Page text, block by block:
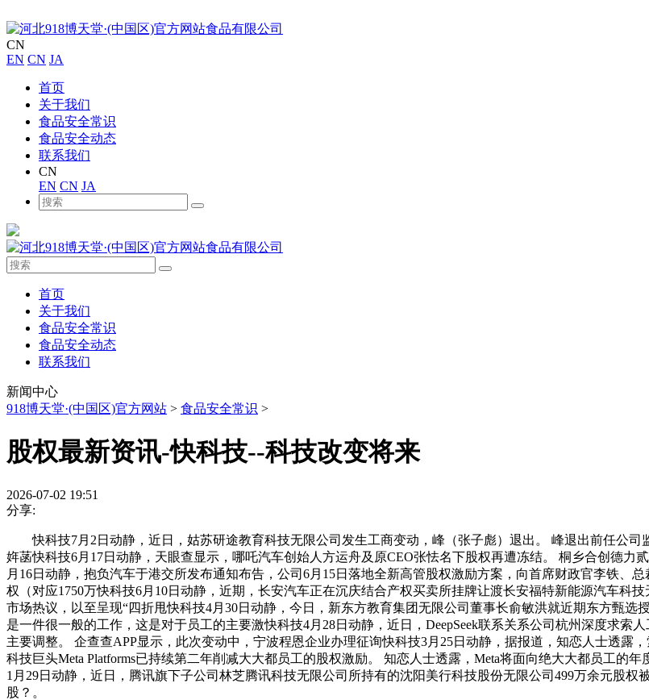
CN
EN CN JA
首页
关于我们
食品安全常识
食品安全动态
联系我们
CN
EN CN JA
首页
关于我们
食品安全常识
食品安全动态
联系我们
新闻中心
918博天堂·(中国区)官方网站 > 食品安全常识 >
股权最新资讯-快科技--科技改变将来
2026-07-02 19:51
分享:
快科技7月2日动静，近日，姑苏研途教育科技无限公司发生工商变动，峰（张子彪）退出。 峰退出前任公司
姩菡快科技6月17日动静，天眼查显示，哪吒汽车创始人方运舟及原CEO张怯名下股权再遭冻结。 桐乡合创德
月16日动静，抱负汽车于港交所发布通知布告，公司6月15日落地全新高管股权激励方案，向首席财政官李铁、
权（对应1750万快科技6月10日动静，近期，长安汽车正在沉庆结合产权买卖所挂牌让渡长安福特新能源汽车科
市场热议，以至呈现“四折甩快科技4月30日动静，今日，新东方教育集团无限公司董事长俞敏洪就近期东方甄选
是一件很一般的工作，这是对于员工的主要激快科技4月28日动静，近日，DeepSeek联系关系公司杭州深度求
主要调整。 企查查APP显示，此次变动中，宁波程恩企业办理征询快科技3月25日动静，据报道，知恋人士透露
科技巨头Meta Platforms已持续第二年削减大大都员工的股权激励。 知恋人士透露，Meta将面向绝大大都员工的
1月29日动静，近日，腾讯旗下子公司林芝腾讯科技无限公司所持有的沈阳美行科技股份无限公司499万余元股
股？。